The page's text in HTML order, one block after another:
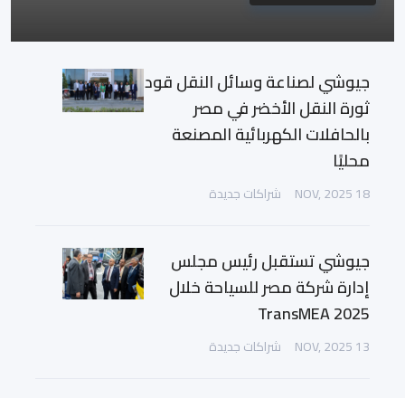
جيوشي لصناعة وسائل النقل قود
ثورة النقل الأخضر في مصر
بالحافلات الكهربائية المصنعة
محليًا
18 NOV, 2025 شراكات جديدة
جيوشي تستقبل رئيس مجلس
إدارة شركة مصر للسياحة خلال
TransMEA 2025
13 NOV, 2025 شراكات جديدة